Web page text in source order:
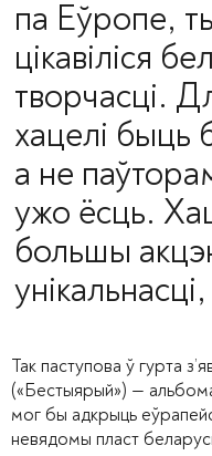
па Еўропе,
цікавіліся
творчасці.
хацелі быць
а не
ужо ёсць.
большы
Так паступова ў гурта
(«Бестыярый») —
мог бы адкрыць
невядомы пласт